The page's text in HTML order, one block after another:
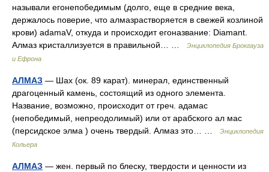
называли егонепобедимым (долго, еще в средние века,
держалось поверие, что алмазрастворяется в свежей козлиной
крови) adamaV, откуда и происходит егоназвание: Diamant.
Алмаз кристаллизуется в правильной… …
Энциклопедия Брокгауза
и Ефрона
АЛМАЗ — Шах (ок. 89 карат). минерал, единственный
драгоценный камень, состоящий из одного элемента.
Название, возможно, происходит от греч. адамас
(непобедимый, непреодолимый) или от арабского ал мас
(персидское элма ) очень твердый. Алмаз это… …
Энциклопедия
Кольера
АЛМАЗ — жен. первый по блеску, твердости и ценности из